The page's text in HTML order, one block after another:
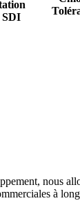
SDI
nous
à